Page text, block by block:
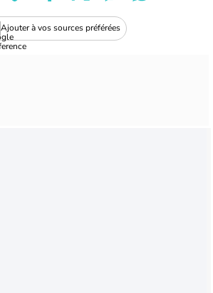
Ajouter à vos sources préférées